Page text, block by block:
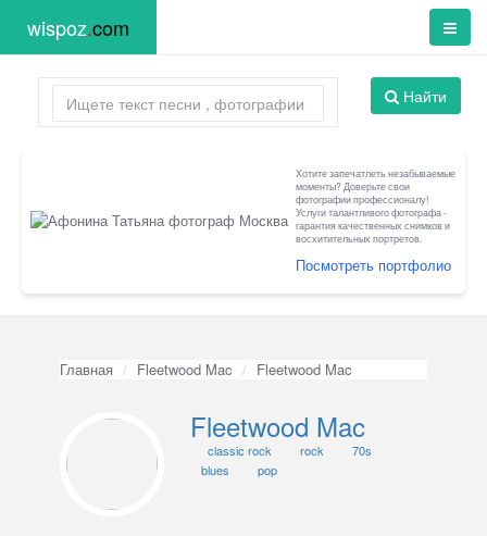
wispoz.com
Найти
Хотите запечатлеть незабываемые
моменты? Доверьте свои
фотографии профессионалу!
Услуги талантливого фотографа -
гарантия качественных снимков и
восхитительных портретов.
Посмотреть портфолио
Главная Fleetwood Mac Fleetwood Mac
Fleetwood Mac
classic rock rock
70s
blues
pop